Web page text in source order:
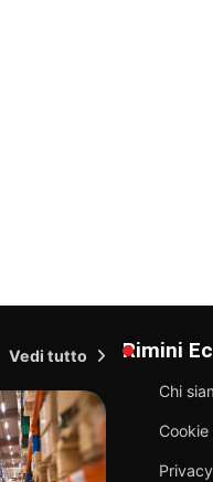
Vedi tutto Rimini
Chi